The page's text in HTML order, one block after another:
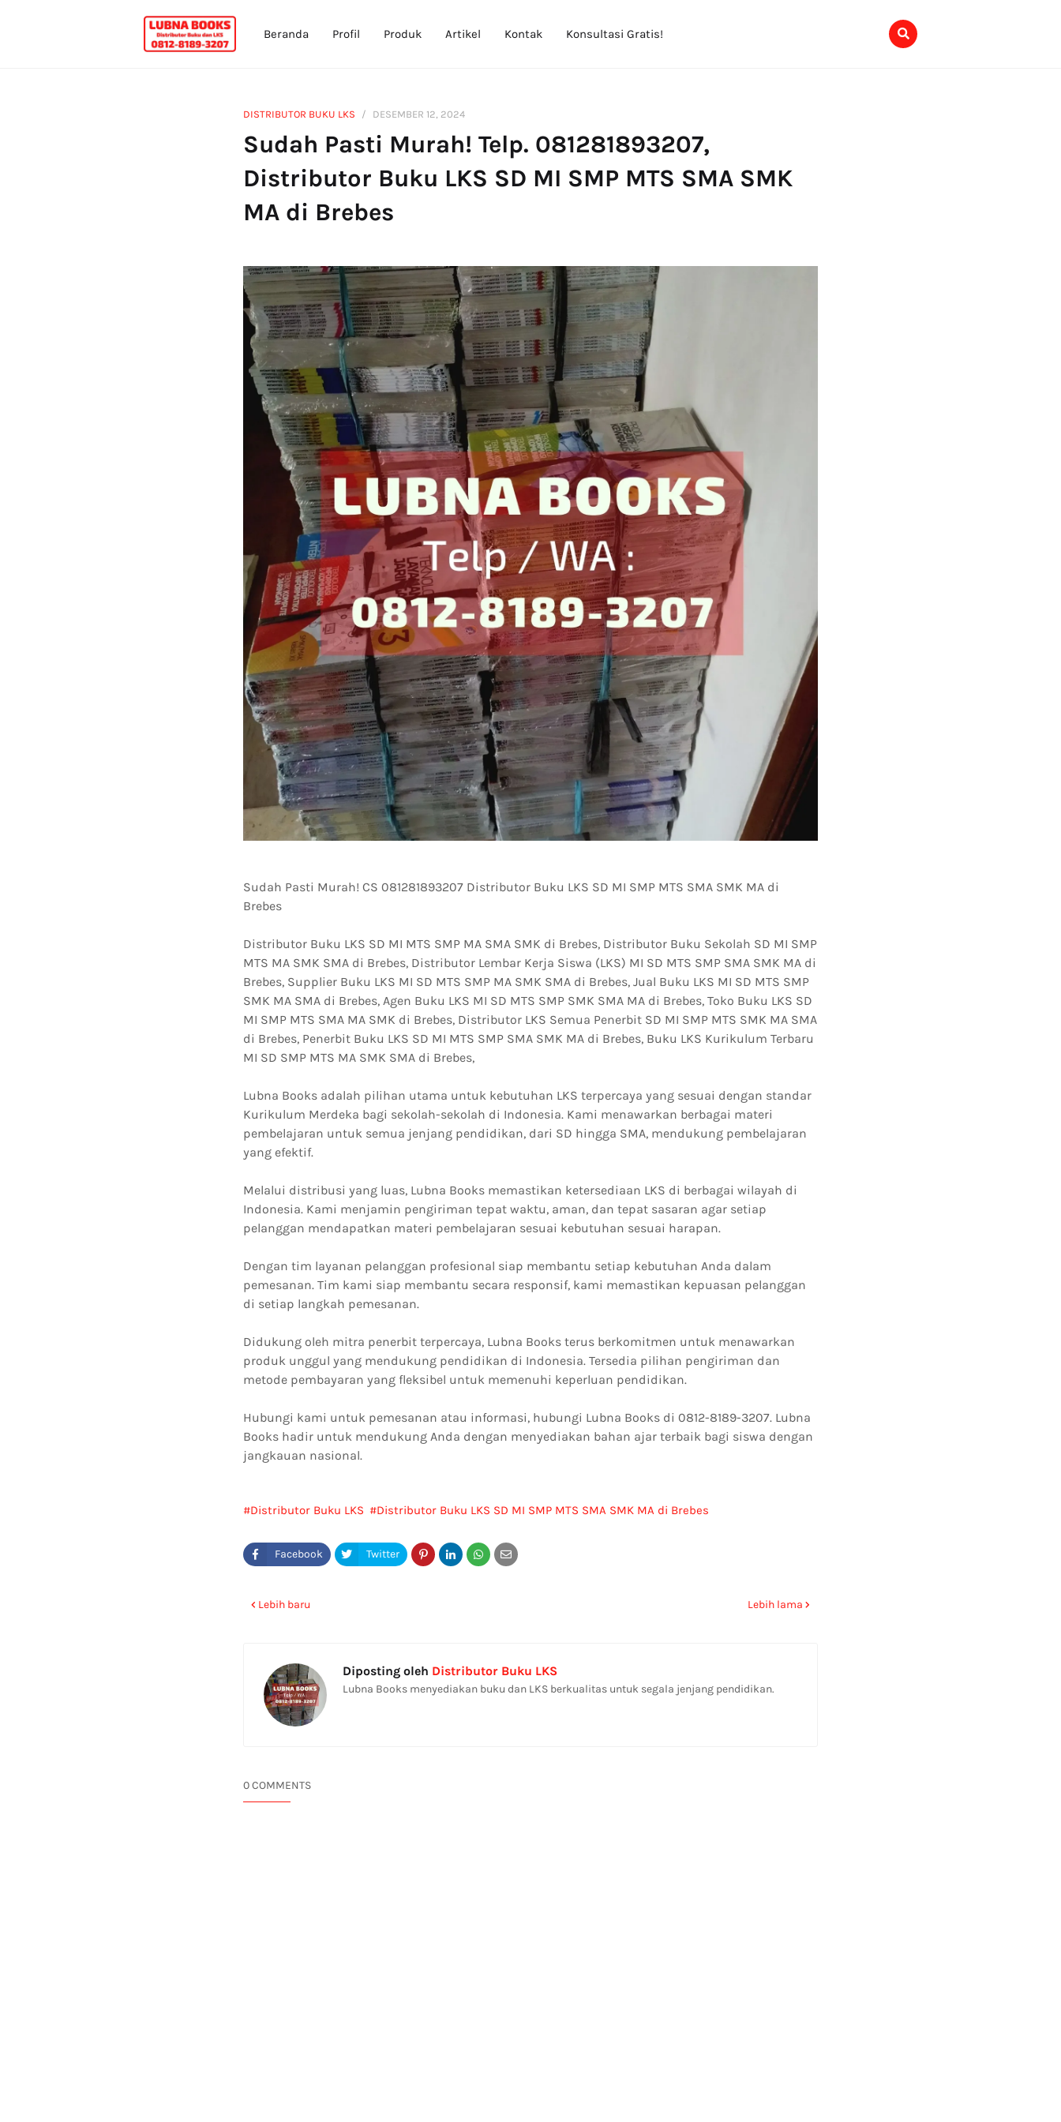
Beranda Profil Produk Artikel Kontak Konsultasi Gratis!
DISTRIBUTOR BUKU LKS DESEMBER 12, 2024
Sudah Pasti Murah! Telp. 081281893207,
Distributor Buku LKS SD MI SMP MTS SMA SMK
MA di Brebes
Sudah Pasti Murah! CS 081281893207 Distributor Buku LKS SD MI SMP MTS SMA SMK MA di
Brebes
Distributor Buku LKS SD MI MTS SMP MA SMA SMK di Brebes, Distributor Buku Sekolah SD MI SMP
MTS MA SMK SMA di Brebes, Distributor Lembar Kerja Siswa (LKS) MI SD MTS SMP SMA SMK MA di
Brebes, Supplier Buku LKS MI SD MTS SMP MA SMK SMA di Brebes, Jual Buku LKS MI SD MTS SMP
SMK MA SMA di Brebes, Agen Buku LKS MI SD MTS SMP SMK SMA MA di Brebes, Toko Buku LKS SD
MI SMP MTS SMA MA SMK di Brebes, Distributor LKS Semua Penerbit SD MI SMP MTS SMK MA SMA
di Brebes, Penerbit Buku LKS SD MI MTS SMP SMA SMK MA di Brebes, Buku LKS Kurikulum Terbaru
MI SD SMP MTS MA SMK SMA di Brebes,
Lubna Books adalah pilihan utama untuk kebutuhan LKS terpercaya yang sesuai dengan standar
Kurikulum Merdeka bagi sekolah-sekolah di Indonesia. Kami menawarkan berbagai materi
pembelajaran untuk semua jenjang pendidikan, dari SD hingga SMA, mendukung pembelajaran
yang efektif.
Melalui distribusi yang luas, Lubna Books memastikan ketersediaan LKS di berbagai wilayah di
Indonesia. Kami menjamin pengiriman tepat waktu, aman, dan tepat sasaran agar setiap
pelanggan mendapatkan materi pembelajaran sesuai kebutuhan sesuai harapan.
Dengan tim layanan pelanggan profesional siap membantu setiap kebutuhan Anda dalam
pemesanan. Tim kami siap membantu secara responsif, kami memastikan kepuasan pelanggan
di setiap langkah pemesanan.
Didukung oleh mitra penerbit terpercaya, Lubna Books terus berkomitmen untuk menawarkan
produk unggul yang mendukung pendidikan di Indonesia. Tersedia pilihan pengiriman dan
metode pembayaran yang fleksibel untuk memenuhi keperluan pendidikan.
Hubungi kami untuk pemesanan atau informasi, hubungi Lubna Books di 0812-8189-3207. Lubna
Books hadir untuk mendukung Anda dengan menyediakan bahan ajar terbaik bagi siswa dengan
jangkauan nasional.
Distributor Buku LKS Distributor Buku LKS SD MI SMP MTS SMA SMK MA di Brebes
Lebih baru Lebih lama
Diposting oleh Distributor Buku LKS
Lubna Books menyediakan buku dan LKS berkualitas untuk segala jenjang pendidikan.
0 COMMENTS